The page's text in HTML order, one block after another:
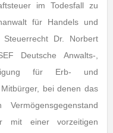
im Todesfall zu
für Handels und
Dr. Norbert
Deutsche Anwalts-,
für Erb- und
bei denen das
mit einer vorzeitigen